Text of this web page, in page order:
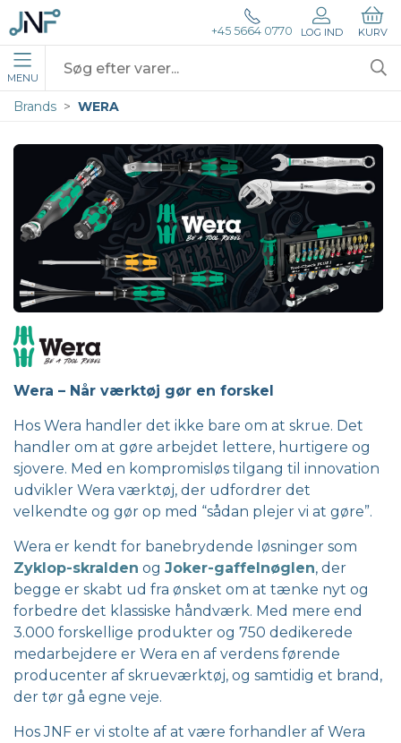
+45 5664 0770 LOG IND KURV
MENU
Brands WERA
Wera – Når værktøj gør en forskel
Hos Wera handler det ikke bare om at skrue. Det
handler om at gøre arbejdet lettere, hurtigere og
sjovere. Med en kompromisløs tilgang til innovation
udvikler Wera værktøj, der udfordrer det
velkendte og gør op med “sådan plejer vi at gøre”.
Wera er kendt for banebrydende løsninger som
Zyklop-skralden og Joker-gaffelnøglen, der
begge er skabt ud fra ønsket om at tænke nyt og
forbedre det klassiske håndværk. Med mere end
3.000 forskellige produkter og 750 dedikerede
medarbejdere er Wera en af verdens førende
producenter af skrueværktøj, og samtidig et brand,
der tør gå egne veje.
Hos JNF er vi stolte af at være forhandler af Wera